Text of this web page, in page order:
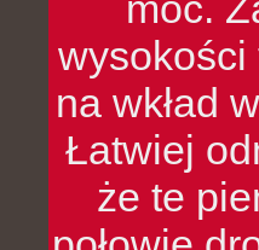
wysokości
na wkład
Łatwiej
że te